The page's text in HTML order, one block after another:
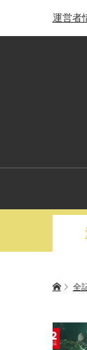
運営者
全